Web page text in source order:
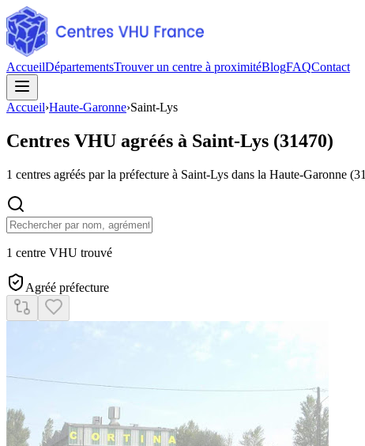
AccueilDépartementsTrouver un centre à proximitéBlogFAQContact
Accueil›Haute-Garonne›Saint-Lys
Centres VHU agréés à Saint-Lys (31470)
1 centres agréés par la préfecture à Saint-Lys dans la Haute-Garonne (31
1 centre VHU trouvé
Agréé préfecture